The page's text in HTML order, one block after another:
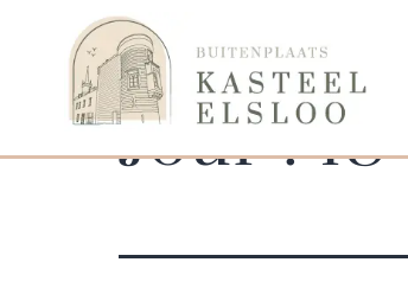
Jour :